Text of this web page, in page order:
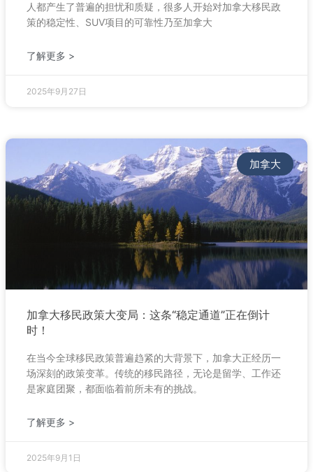
人都产生了普遍的担忧和质疑，很多人开始对加拿大移民政
策的稳定性、SUV项目的可靠性乃至加拿大
了解更多 >
2025年9月27日
加拿大
加拿大移民政策大变局：这条“稳定通道”正在倒计
时！
在当今全球移民政策普遍趋紧的大背景下，加拿大正经历一
场深刻的政策变革。传统的移民路径，无论是留学、工作还
是家庭团聚，都面临着前所未有的挑战。
了解更多 >
2025年9月1日